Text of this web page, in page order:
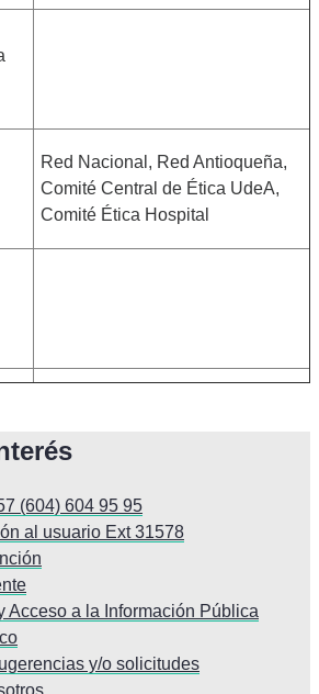
Red Nacional, Red Antioqueña,
Comité Central de Ética UdeA,
Comité Ética Hospital
(604) 604 95 95
al usuario Ext 31578
Acceso a la Información Pública
y/o solicitudes